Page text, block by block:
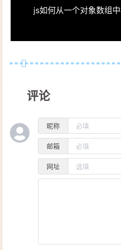
js如何从一个对象数组
评论
昵称
邮箱
网址